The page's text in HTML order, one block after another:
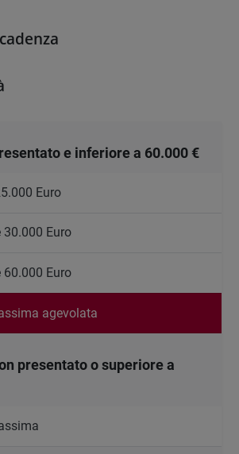
e inferiore a 60.000 €
Euro
30.000 Euro
60.000 Euro
agevolata
presentato o superiore a